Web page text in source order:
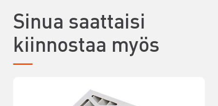
Sinua saattaisi
kiinnostaa myös